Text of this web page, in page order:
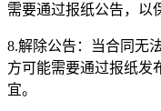
需要通过报纸公告，以
8.解除公告：当合同无
方可能需要通过报纸发
宜。